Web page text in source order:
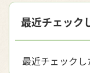
最近チェック
最近チェックし